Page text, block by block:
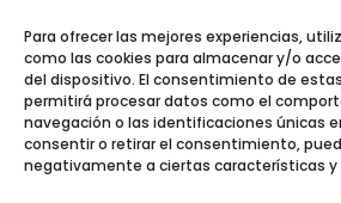
Para ofrecer las mejores experiencias,
como las cookies para almacenar y/o
del dispositivo. El consentimiento de
permitirá procesar datos como el
navegación o las identificaciones únicas
consentir o retirar el consentimiento,
negativamente a ciertas características y
Carrer de Méndez
12002 Castelló de la
Castelló.